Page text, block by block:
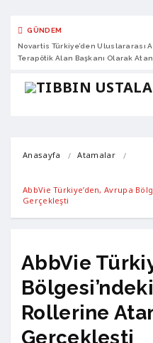
GÜNDEM
Novartis Türkiye’den Uluslararası
Terapötik Alan Başkanı Olarak
Anasayfa Atamalar
AbbVie Türkiye’den, Avrupa
Gerçekleşti
AbbVie
Rollerine
Gerçekleşti